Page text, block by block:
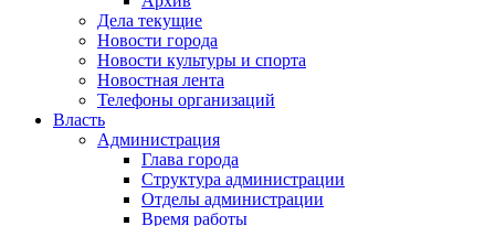
Дела текущие
Новости города
Новости культуры и спорта
Новостная лента
Телефоны организаций
Власть
Администрация
Глава города
Структура администрации
Отделы администрации
Время работы